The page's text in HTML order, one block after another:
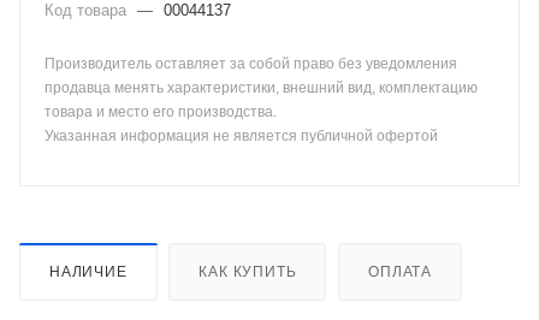
Код товара — 00044137
Производитель оставляет за собой право без уведомления
продавца менять характеристики, внешний вид, комплектацию
товара и место его производства.
Указанная информация не является публичной офертой
НАЛИЧИЕ КАК КУПИТЬ ОПЛАТА